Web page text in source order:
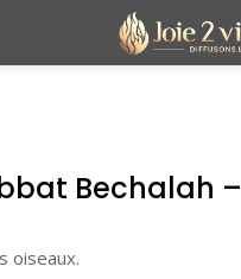
Bechalah –
oiseaux.